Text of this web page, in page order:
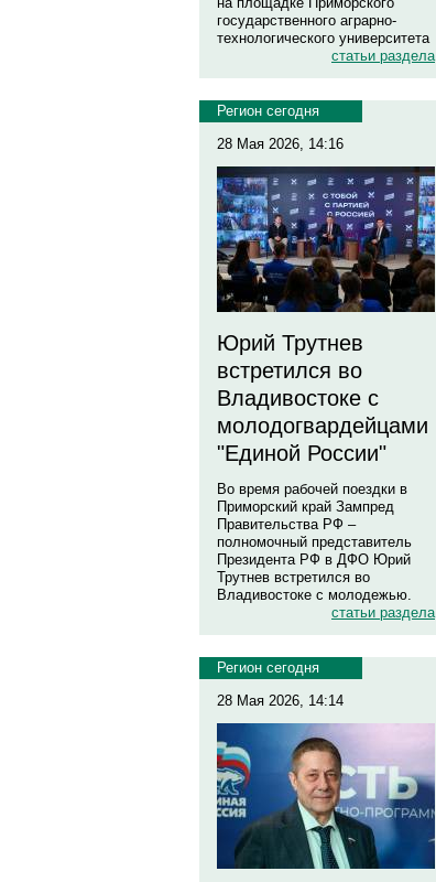
государственного аграрно-
технологического университета
статьи раздела
Регион сегодня
28 Мая 2026, 14:16
Юрий Трутнев
встретился во
Владивостоке с
молодогвардейцами
"Единой России"
Во время рабочей поездки в
Приморский край Зампред
Правительства РФ –
полномочный представитель
Президента РФ в ДФО Юрий
Трутнев встретился во
Владивостоке с молодежью.
статьи раздела
Регион сегодня
28 Мая 2026, 14:14